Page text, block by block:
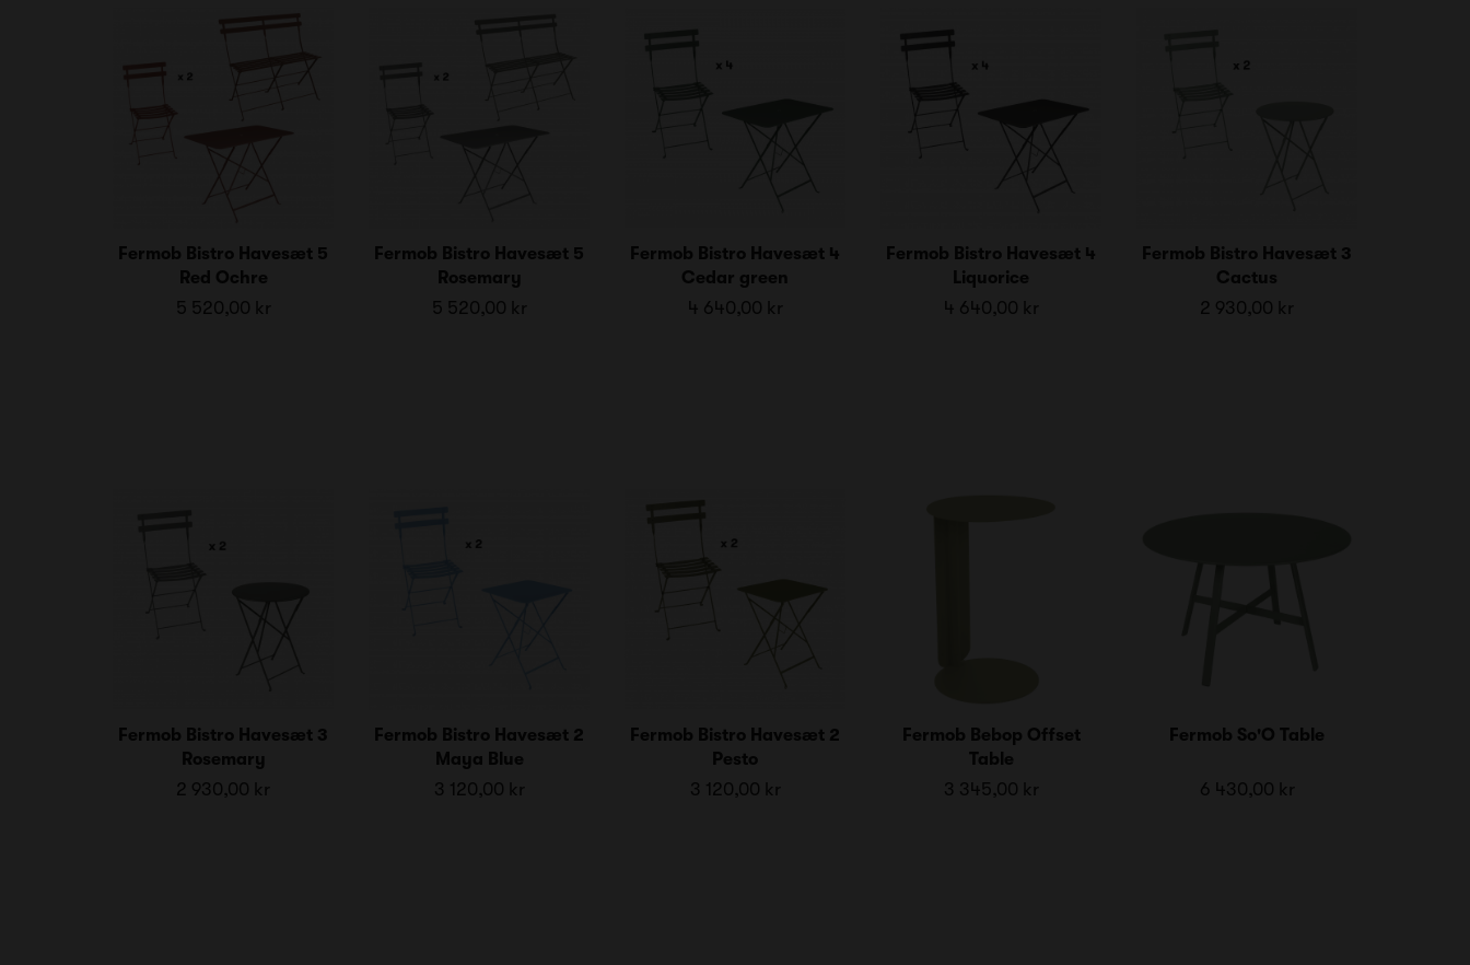
Fermob Bistro Havesæt 5
Red Ochre
5 520,00 kr
Fermob Bistro Havesæt 5
Rosemary
5 520,00 kr
Fermob Bistro Havesæt 4
Cedar green
4 640,00 kr
Fermob Bistro Havesæt 4
Liquorice
4 640,00 kr
Fermob Bistro Havesæt 3
Cactus
2 930,00 kr
Fermob Bistro Havesæt 3
Rosemary
2 930,00 kr
Fermob Bistro Havesæt 2
Maya Blue
3 120,00 kr
Fermob Bistro Havesæt 2
Pesto
3 120,00 kr
Fermob Bebop Offset
Table
3 345,00 kr
Fermob So'O Table
6 430,00 kr